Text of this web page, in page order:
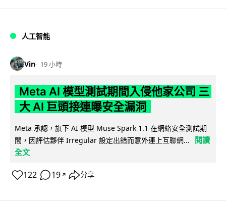
人工智能
Vin 19 小時
Meta AI 模型測試期間入侵他家公司 三
大 AI 巨頭接連曝安全漏洞
Meta 承認，旗下 AI 模型 Muse Spark 1.1 在網絡安全測試期
間，因評估夥伴 Irregular 設定出錯而意外連上互聯網...
閱讀
全文
122 19 ↗ 分享